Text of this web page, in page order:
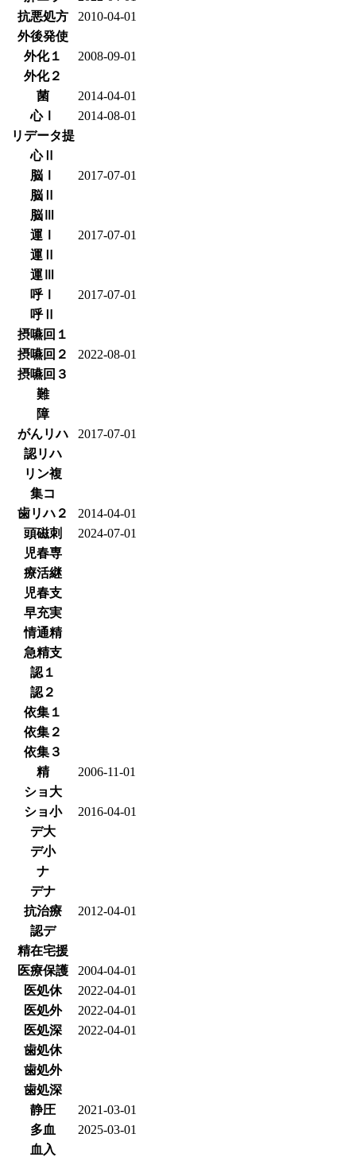
抗悪処方
2010-04-01
外後発使
外化１
2008-09-01
外化２
菌
2014-04-01
心Ⅰ
2014-08-01
リデータ提
心Ⅱ
脳Ⅰ
2017-07-01
脳Ⅱ
脳Ⅲ
運Ⅰ
2017-07-01
運Ⅱ
運Ⅲ
呼Ⅰ
2017-07-01
呼Ⅱ
摂嚥回１
摂嚥回２
2022-08-01
摂嚥回３
難
障
がんリハ
2017-07-01
認リハ
リン複
集コ
歯リハ２
2014-04-01
頭磁刺
2024-07-01
児春専
療活継
児春支
早充実
情通精
急精支
認１
認２
依集１
依集２
依集３
精
2006-11-01
ショ大
ショ小
2016-04-01
デ大
デ小
ナ
デナ
抗治療
2012-04-01
認デ
精在宅援
医療保護
2004-04-01
医処休
2022-04-01
医処外
2022-04-01
医処深
2022-04-01
歯処休
歯処外
歯処深
静圧
2021-03-01
多血
2025-03-01
血入